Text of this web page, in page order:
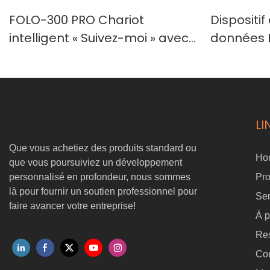
FOLO-300 PRO Chariot
intelligent « Suivez-moi » avec
de suivi autonome pour la
données
pour
Que vous achetiez des produits standard ou
que vous poursuiviez un développement
personnalisé en profondeur, nous sommes
là pour fournir un soutien professionnel pour
faire avancer votre entreprise!
À